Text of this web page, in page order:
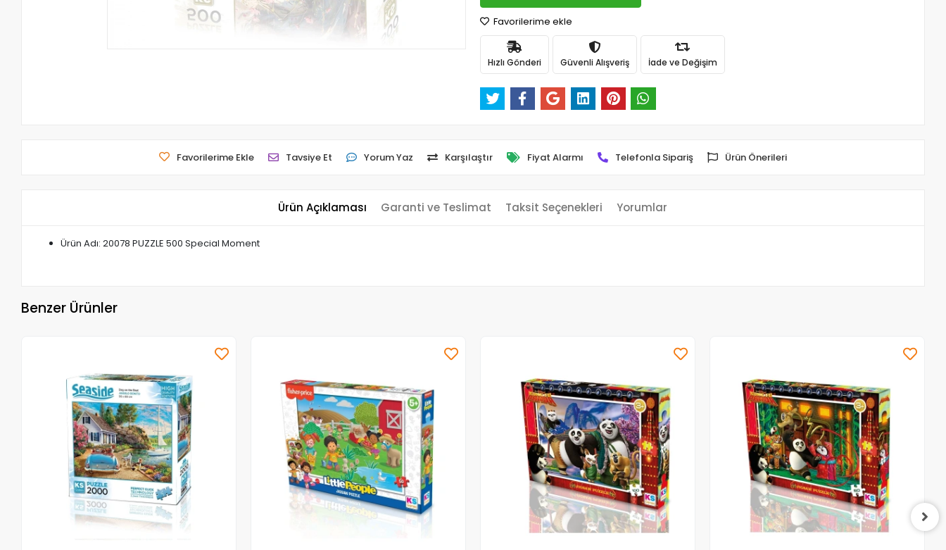
Favorilerime ekle
Hızlı Gönderi Güvenli Alışveriş İade ve Değişim
Favorilerime Ekle Tavsiye Et Yorum Yaz Karşılaştır Fiyat Alarmı Telefonla Sipariş Ürün Önerileri
Ürün Açıklaması Garanti ve Teslimat Taksit Seçenekleri Yorumlar
Ürün Adı: 20078 PUZZLE 500 Special Moment
Benzer Ürünler